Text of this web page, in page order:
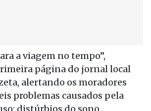
a viagem no tempo”,
página do jornal local
alertando os moradores
problemas causados pela